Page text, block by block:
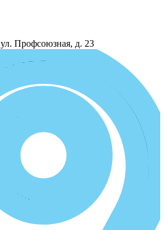
ул. Профсоюзная, д. 23